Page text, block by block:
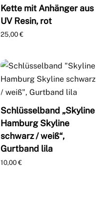
Kette mit Anhänger aus
UV Resin, rot
25,00€
Schlüsselband „Skyline
Hamburg Skyline
schwarz / weiß“,
Gurtband lila
10,00€